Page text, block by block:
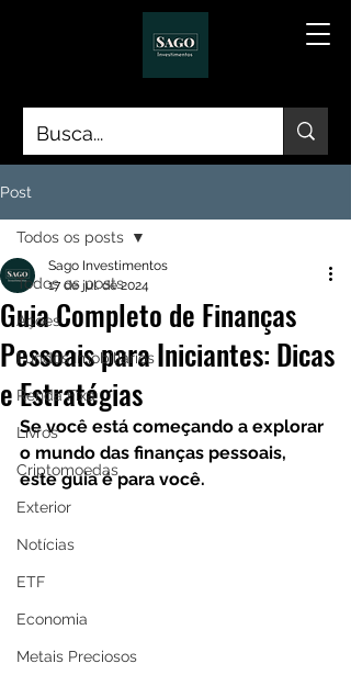
Post
Todos os posts
Ações
Fundos Imobiliários
Renda Fixa
Livros
Criptomoedas
Exterior
Notícias
ETF
Economia
Metais Preciosos
Todos os posts
Guia Completo de Finanças
Pessoais para Iniciantes: Dicas
e Estratégias
Sago Investimentos
17 de jul. de 2024
Se você está começando a explorar
o mundo das finanças pessoais,
este guia é para você.